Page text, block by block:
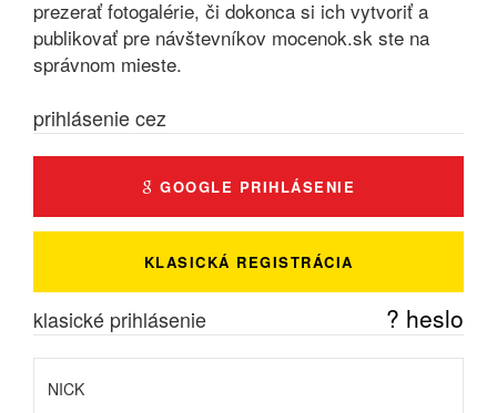
prezerať fotogalérie, či dokonca si ich vytvoriť a
publikovať pre návštevníkov mocenok.sk ste na
správnom mieste.
prihlásenie cez
GOOGLE PRIHLÁSENIE
KLASICKÁ REGISTRÁCIA
klasické prihlásenie ? heslo